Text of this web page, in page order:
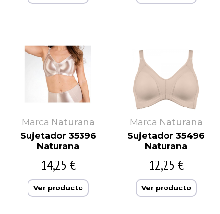
Marca Naturana
Sujetador 35396
Naturana
14,25 €
Ver producto
Marca Naturana
Sujetador 35496
Naturana
12,25 €
Ver producto